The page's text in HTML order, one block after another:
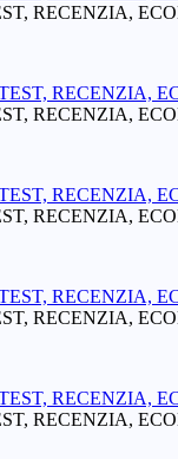
RECENZIA,
RECENZIA,
RECENZIA,
RECENZIA,
RECENZIA,